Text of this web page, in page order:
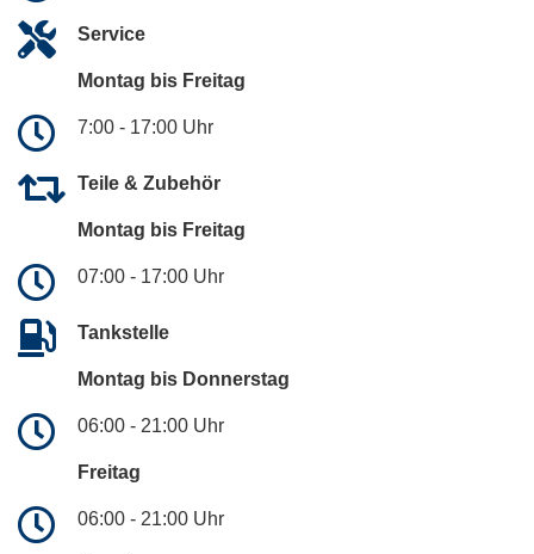
Service
Montag bis Freitag
7:00 - 17:00 Uhr
Teile & Zubehör
Montag bis Freitag
07:00 - 17:00 Uhr
Tankstelle
Montag bis Donnerstag
06:00 - 21:00 Uhr
Freitag
06:00 - 21:00 Uhr